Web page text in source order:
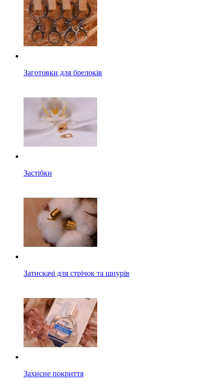
Заготовки для брелоків
Застібки
Затискачі для стрічок та шнурів
Захисне покриття